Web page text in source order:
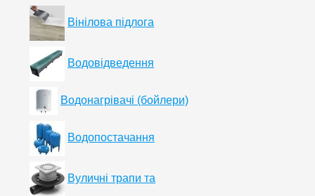
Вінілова підлога
Водовідведення
Водонагрівачі (бойлери)
Водопостачання
Вуличні трапи та